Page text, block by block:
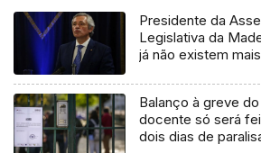
Presidente da
Legislativa da
já não existem
Balanço à greve
docente só será
dois dias de